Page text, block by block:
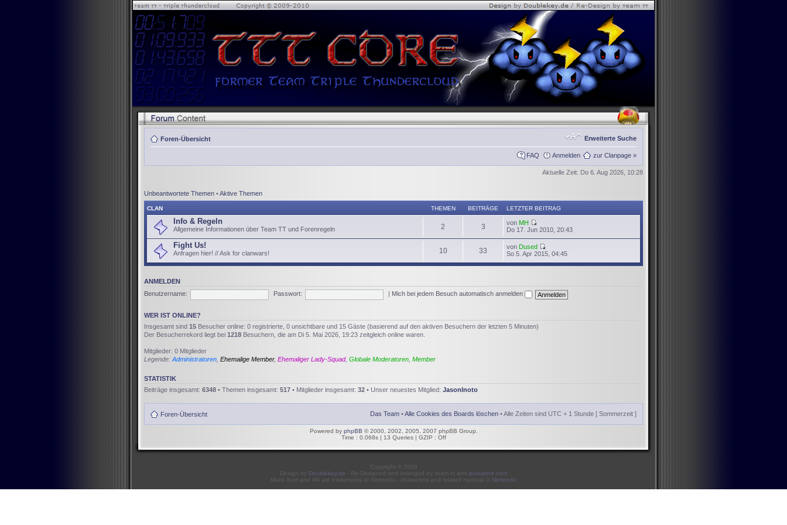
Foren-Übersicht Erweiterte Suche
FAQ Anmelden zur Clanpage »
Aktuelle Zeit: Do 6. Aug 2026, 10:28
Unbeantwortete Themen •Aktive Themen
CLAN THEMEN BEITRÄGE LETZTER BEITRAG
Info & Regeln
Allgemeine Informationen über Team TT und Forenregeln 2 3 von MH
Do 17. Jun 2010, 20:43
Fight Us!
Anfragen hier! // Ask for clanwars! 10 33 von Dused
So 5. Apr 2015, 04:45
ANMELDEN
Benutzername:
Passwort: Mich bei jedem Besuch automatisch anmelden
WER IST ONLINE?
Insgesamt sind 15 Besucher online: 0 registrierte, 0 unsichtbare und 15 Gäste (basierend auf den aktiven Besuchern der letzten 5 Minuten)
Der Besucherrekord liegt bei 1218 Besuchern, die am Di 5. Mai 2026, 19:23 zeitgleich online waren.
Mitglieder: 0 Mitglieder
Legende: Administratoren Ehemalige Member, Ehemaliger Lady-Squad, Globale Moderatoren Member
STATISTIK
Beiträge insgesamt: 6348 • Themen insgesamt: 517 • Mitglieder insgesamt: 32 • Unser neuestes Mitglied: JasonInoto
Foren-Übersicht Das Team •Alle Cookies des Boards löschen • Alle Zeiten sind UTC + 1 Stunde [ Sommerzeit ]
Powered by phpBB © 2000, 2002, 2005, 2007 phpBB Group.
Time : 0.068s | 13 Queries | GZIP : Off
Copyright © 2009
Design by Doublekey.de - Re-Designed and arranged by τeam ττ and povupine.com
Mario Kart and Wii are trademarks of Nintendo - characters and related material © Nintendo